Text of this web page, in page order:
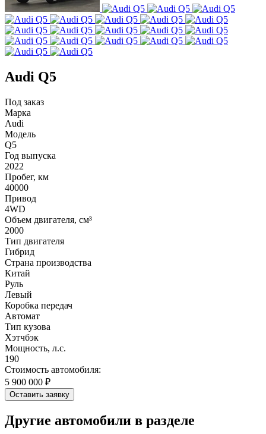
Audi Q5
Под заказ
Марка
Audi
Модель
Q5
Год выпуска
2022
Пробег, км
40000
Привод
4WD
Объем двигателя, см³
2000
Тип двигателя
Гибрид
Страна производства
Китай
Руль
Левый
Коробка передач
Автомат
Тип кузова
Хэтчбэк
Мощность, л.с.
190
Стоимость автомобиля:
5 900 000 ₽
Оставить заявку
Другие автомобили в разделе